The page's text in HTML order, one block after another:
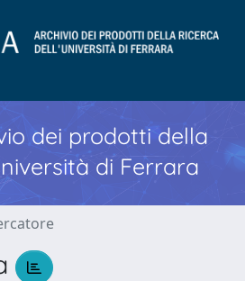
dei prodotti della
di Ferrara